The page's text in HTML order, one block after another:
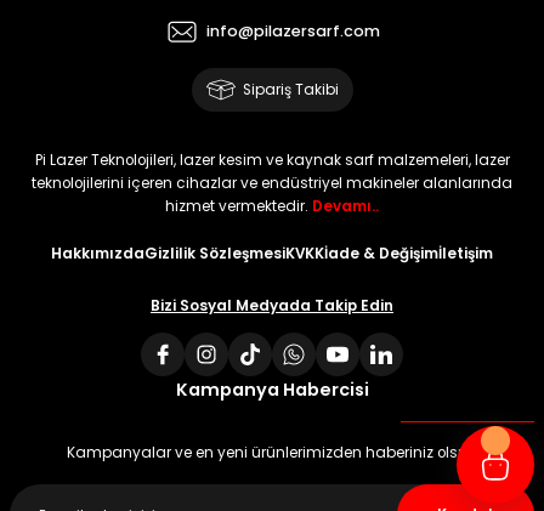
info@pilazersarf.com
Sipariş Takibi
Pi Lazer Teknolojileri, lazer kesim ve kaynak sarf malzemeleri, lazer
teknolojilerini içeren cihazlar ve endüstriyel makineler alanlarında
hizmet vermektedir. Devamı..
HakkımızdaGizlilik SözleşmesiKVKKİade & Değişimİletişim
Bizi Sosyal Medyada Takip Edin
Kampanya Habercisi
Kampanyalar ve en yeni ürünlerimizden haberiniz olsun